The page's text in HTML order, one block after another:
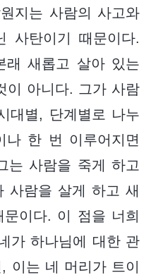
지는 사람의 사고와
사탄이기 때문이다.
래 새롭고 살아 있는
이 아니다. 그가 사람
대별, 단계별로 나누
나 한 번 이루어지면
는 사람을 죽게 하고
사람을 살게 하고 새
이다. 이 점을 너희
가 하나님에 대한 관
이는 네 머리가 트이